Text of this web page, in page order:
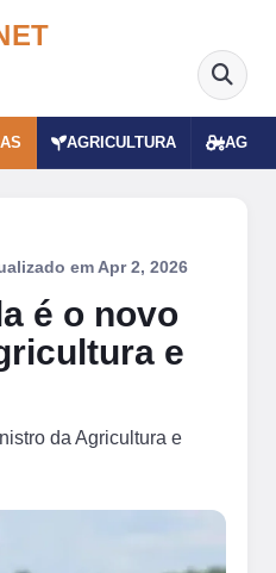
AGRICULTURA
em Apr 2, 2026
é o novo
e
da Agricultura e